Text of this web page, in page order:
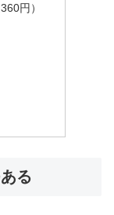
円）
る